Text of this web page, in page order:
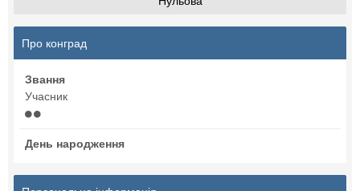
Про конград
Звання
Учасник
День народження